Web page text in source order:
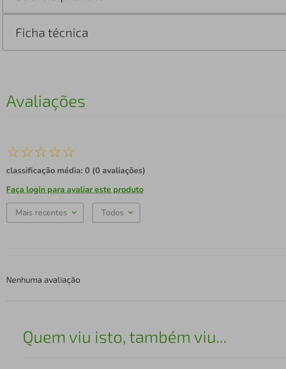
Ficha técnica
Avaliações
☆☆☆☆☆
classificação média: 0 (0 avaliações)
Faça login para avaliar este produto
Mais recentes Todos
Nenhuma avaliação
Quem viu isto, também viu...